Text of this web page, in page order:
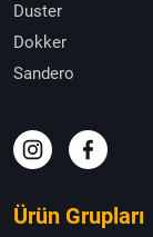
Duster
Dokker
Sandero
Ürün Grupları